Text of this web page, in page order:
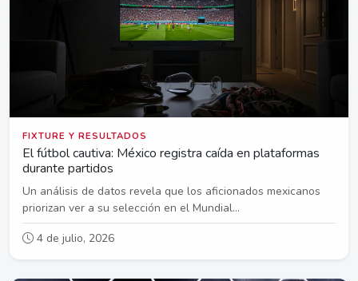
FIXTURE Y RESULTADOS
El fútbol cautiva: México registra caída en plataformas
durante partidos
Un análisis de datos revela que los aficionados mexicanos
priorizan ver a su selección en el Mundial...
4 de julio, 2026